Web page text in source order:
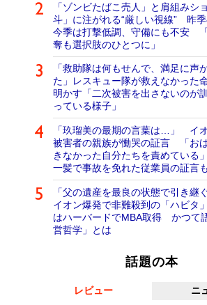
「ゾンビたばこ売人」と肩組みシ
斗」に注がれる“厳しい視線” 昨
今季は打撃低調、守備にも不安
奪も選択肢のひとつに」
「救助隊は何もせんで、満足に声
た」レスキュー隊が救えなかっ
明かす「二次被害を出さないのが
っている様子」
「玖瑠美の最期の言葉は…」 イ
被害者の親族が慟哭の証言 「お
きなかった自分たちを責めている
一髪で事故を免れた従業員の証言も
「父の遺産を最良の状態で引き
イオン爆発で非難殺到の「ハビタ
はハーバードでMBA取得 かつて
営哲学」とは
話題の本
レビュー ニ